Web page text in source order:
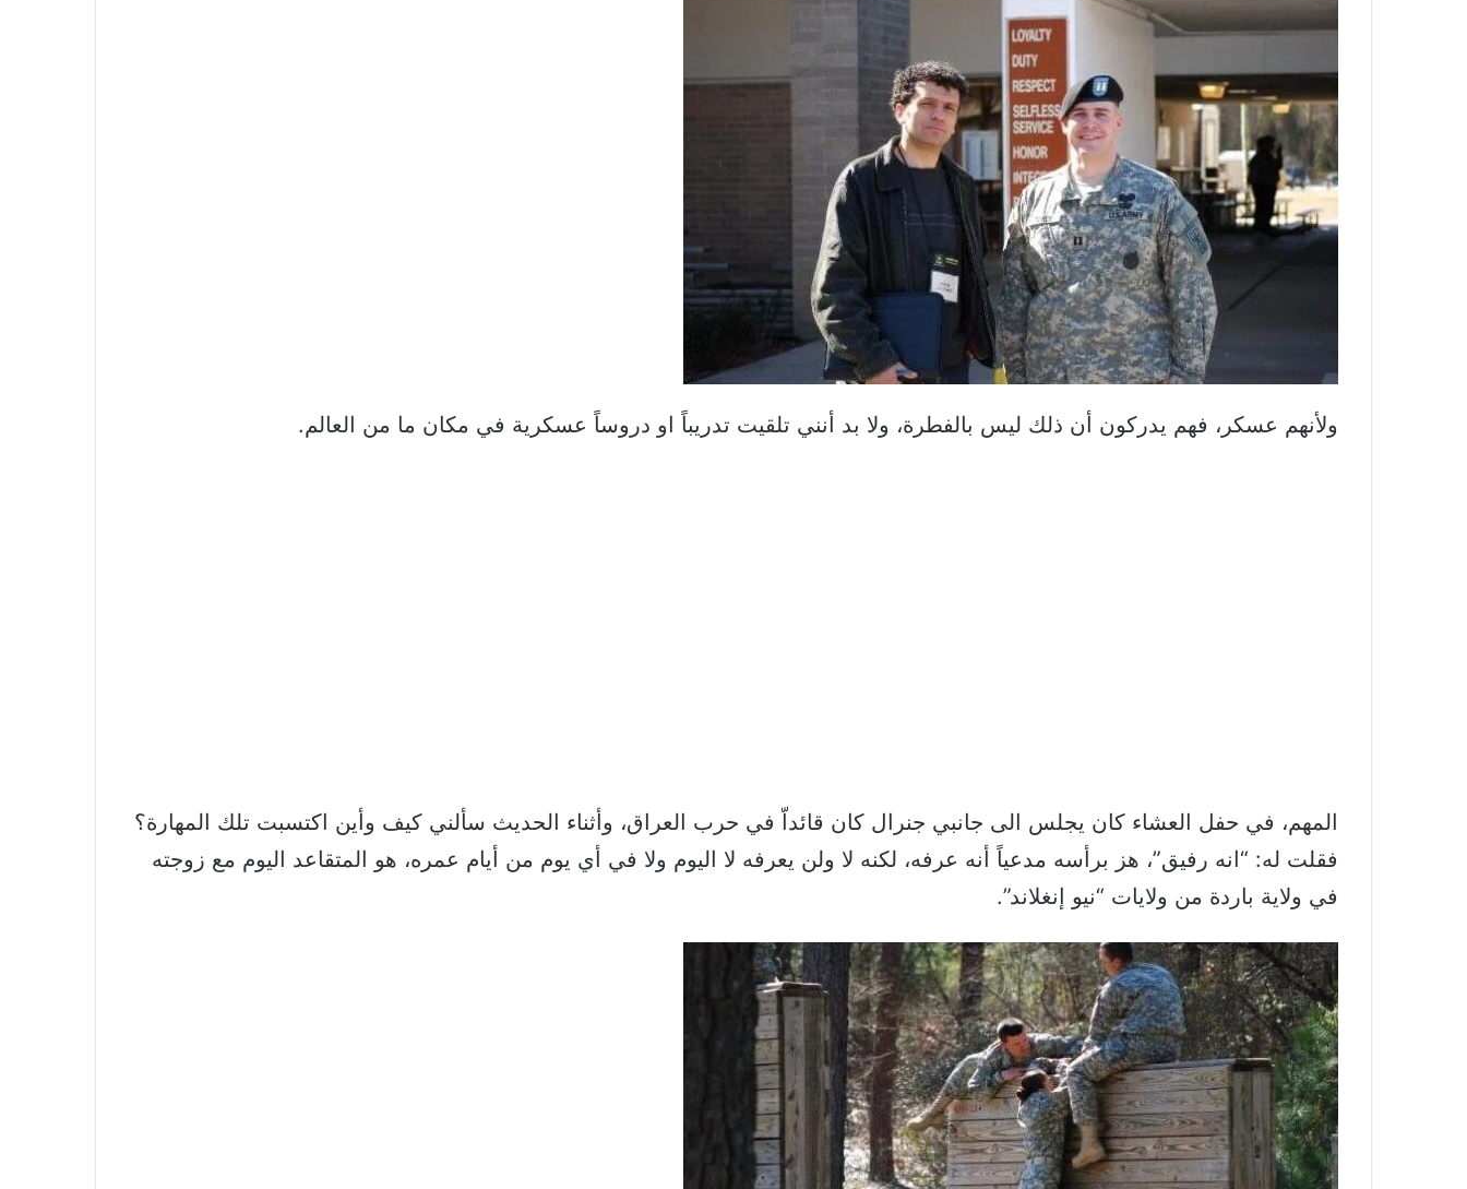
ولأنهم عسكر، فهم يدركون أن ذلك ليس بالفطرة، ولا بد أنني تلقيت تدريباً او دروساً عسكرية في مكان ما من العالم.
المهم، في حفل العشاء كان يجلس الى جانبي جنرال كان قائداّ في حرب العراق، وأثناء الحديث سألني كيف وأين اكتسبت تلك المهارة؟
فقلت له: “انه رفيق”، هز برأسه مدعياً أنه عرفه، لكنه لا ولن يعرفه لا اليوم ولا في أي يوم من أيام عمره، هو المتقاعد اليوم مع زوجته
في ولاية باردة من ولايات “نيو إنغلاند”.